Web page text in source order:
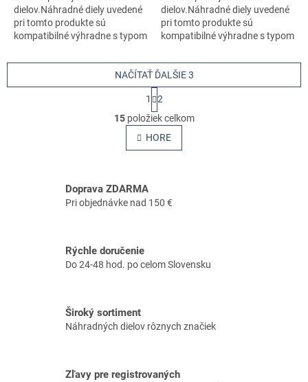
dielov.Náhradné diely uvedené
pri tomto produkte sú
kompatibilné výhradne s typom
dielov.Náhradné diely uvedené
pri tomto produkte sú
kompatibilné výhradne s typom
O
v
l
á
i
k
p
i
NAČÍTAŤ ĎALŠIE 3
S
t
r
á
n
k
n
i
1
2
15položiek celkom
HORE
Doprava ZDARMA
Pri objednávke nad 150 €
Rýchle doručenie
Do 24-48 hod. po celom Slovensku
Široký sortiment
Náhradných dielov rôznych značiek
Zľavy pre registrovaných